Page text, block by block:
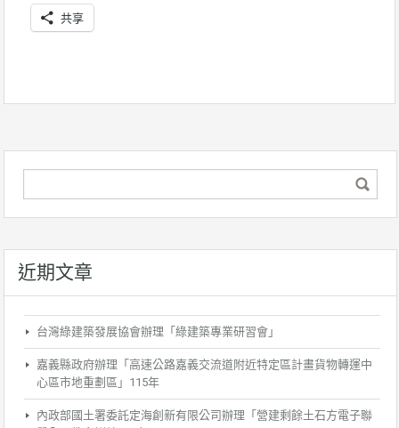
共享
近期文章
台灣綠建築發展協會辦理「綠建築專業研習會」
嘉義縣政府辦理「高速公路嘉義交流道附近特定區計畫貨物轉運中
心區市地重劃區」115年
內政部國土署委託定海創新有限公司辦理「營建剩餘土石方電子聯